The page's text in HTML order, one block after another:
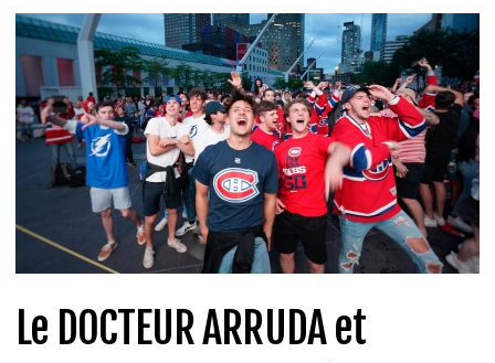
Le DOCTEUR ARRUDA et